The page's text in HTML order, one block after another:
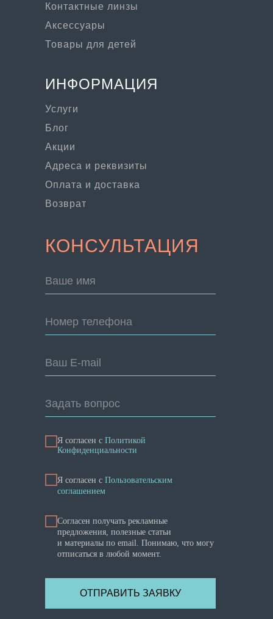
Контактные линзы
Аксессуары
Товары для детей
ИНФОРМАЦИЯ
Услуги
Адреса и реквизиты
КОНСУЛЬТАЦИЯ
Ваше имя
Номер телефона
Ваш E-mail
Задать вопрос
Я согласен с Политикой
Конфиденциальности
Я cогласен с Пользовательским
соглашением
Согласен получать рекламные
предложения, полезные статьи
и материалы по email. Понимаю, что могу
отписаться в любой момент.
ОТПРАВИТЬ ЗАЯВКУ
Оплата и доставка
Возврат
Блог
Акции